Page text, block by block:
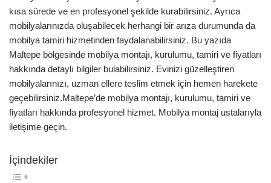
kısa sürede ve en profesyonel şekilde kurabilirsiniz. Ayrıca
mobilyalarınızda oluşabilecek herhangi bir arıza durumunda da
mobilya tamiri hizmetinden faydalanabilirsiniz. Bu yazıda
Maltepe bölgesinde mobilya montajı, kurulumu, tamiri ve fiyatları
hakkında detaylı bilgiler bulabilirsiniz. Evinizi güzelleştiren
mobilyalarınızı, uzman ellere teslim etmek için hemen harekete
geçebilirsiniz.Maltepe’de mobilya montajı, kurulumu, tamiri ve
fiyatları hakkında profesyonel hizmet. Mobilya montaj ustalarıyla
iletişime geçin.
İçindekiler